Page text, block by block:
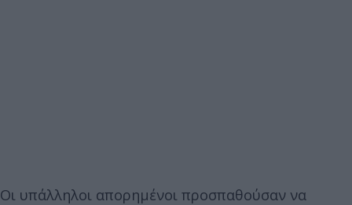
Οι υπάλληλοι απορημένοι προσπαθούσαν να